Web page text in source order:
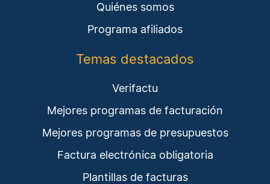
Quiénes somos
Programa afiliados
Temas destacados
Verifactu
Mejores programas de facturación
Mejores programas de presupuestos
Factura electrónica obligatoria
Plantillas de facturas